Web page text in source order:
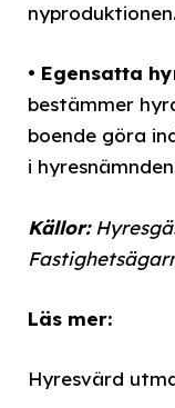
nyproduktionen.
• Egensatta
bestämmer
boende göra
i
Källor:
Läs mer:
Hyresvärd